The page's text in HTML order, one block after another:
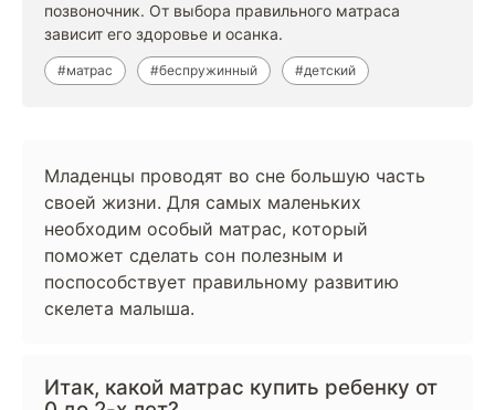
позвоночник. От выбора правильного матраса
зависит его здоровье и осанка.
#матрас #беспружинный #детский
Младенцы проводят во сне большую часть
своей жизни. Для самых маленьких
необходим особый матрас, который
поможет сделать сон полезным и
поспособствует правильному развитию
скелета малыша.
Итак, какой матрас купить ребенку от